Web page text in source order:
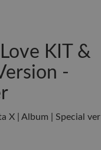
KIT &
-
X | Album | Special ver